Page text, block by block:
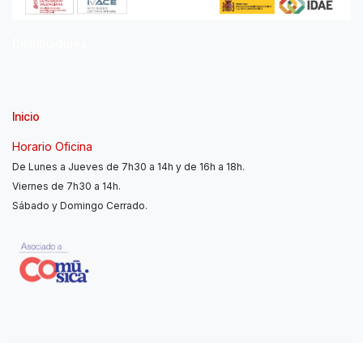
Inicio
Horario Oficina
De Lunes a Jueves de 7h30 a 14h y de 16h a 18h.
Viernes de 7h30 a 14h.
Sábado y Domingo Cerrado.